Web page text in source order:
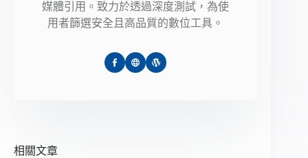
媒體引用。致力於透過深度測試，為使
用者篩選安全且高品質的數位工具。
相關文章